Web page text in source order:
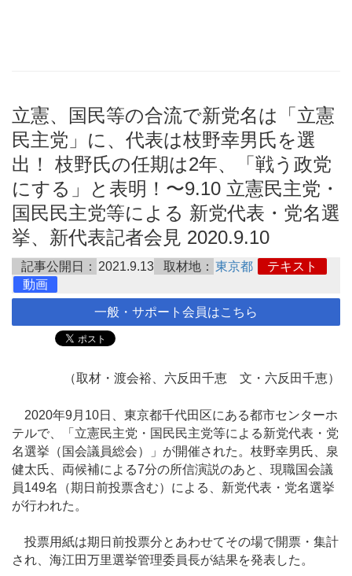
立憲、国民等の合流で新党名は「立憲
民主党」に、代表は枝野幸男氏を選
出！ 枝野氏の任期は2年、「戦う政党
にする」と表明！〜9.10 立憲民主党・
国民民主党等による 新党代表・党名選
挙、新代表記者会見 2020.9.10
記事公開日： 2021.9.13 取材地： 東京都
テキスト
動画
一般・サポート会員はこちら
（取材・渡会裕、六反田千恵 文・六反田千恵）
2020年9月10日、東京都千代田区にある都市センターホ
テルで、「立憲民主党・国民民主党等による新党代表・党
名選挙（国会議員総会）」が開催された。枝野幸男氏、泉
健太氏、両候補による7分の所信演説のあと、現職国会議
員149名（期日前投票含む）による、新党代表・党名選挙
が行われた。
投票用紙は期日前投票分とあわせてその場で開票・集計
され、海江田万里選挙管理委員長が結果を発表した。